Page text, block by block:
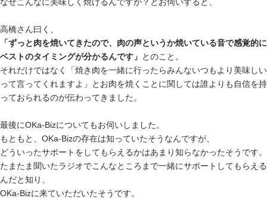
なぜこんなに美味しく焼けるんですか？とお伺いすると、
高橋さん曰く、
「ずっと肉を焼いてきたので、肉の声というか焼いている音で感覚的に
ベストのタイミングが分かるんです」 とのこと。
それだけではなく「焼き肉を一緒に行ったらみんないつもより美味しい
って言ってくれますよ」とお肉を焼くことに関しては誰よりも自信を持
っておられるのが伝わってきました。
最後にOKa-Bizについてもお伺いしました。
もともと、OKa-Bizの存在は知っていたそうなんですが、
どういったサポートをしてもらえるかはあまり知らなかったそうです。
たまたま聞いたラジオでこんなところまで一緒にサポートしてもらえる
んだと知り、
OKa-Bizに来ていただいたそうです。